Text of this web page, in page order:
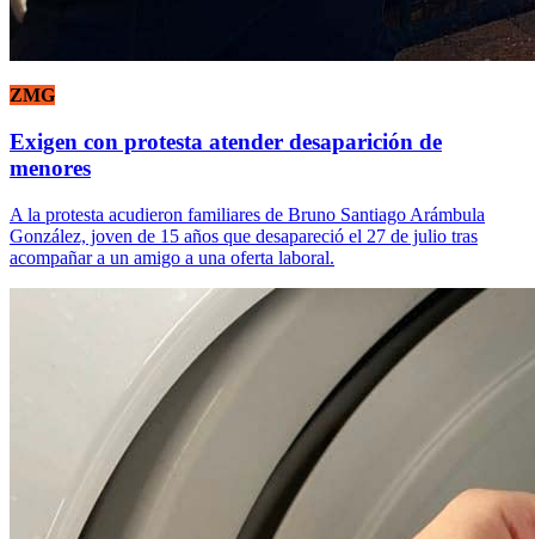
ZMG
Exigen con protesta atender desaparición de
menores
A la protesta acudieron familiares de Bruno Santiago Arámbula
González, joven de 15 años que desapareció el 27 de julio tras
acompañar a un amigo a una oferta laboral.